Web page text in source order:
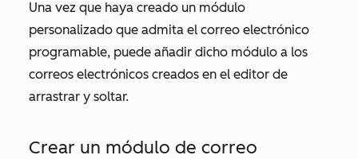
Una vez que haya creado un módulo
personalizado que admita el correo electrónico
programable, puede añadir dicho módulo a los
correos electrónicos creados en el editor de
arrastrar y soltar.
Crear un módulo de correo